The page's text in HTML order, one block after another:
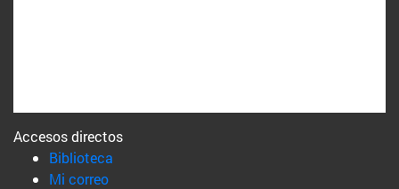
Accesos directos
Biblioteca
Mi correo(abre en nueva ventana)